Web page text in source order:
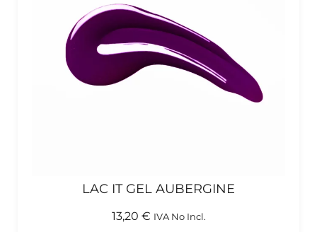
LAC IT GEL AUBERGINE
13,20 € IVA No Incl.